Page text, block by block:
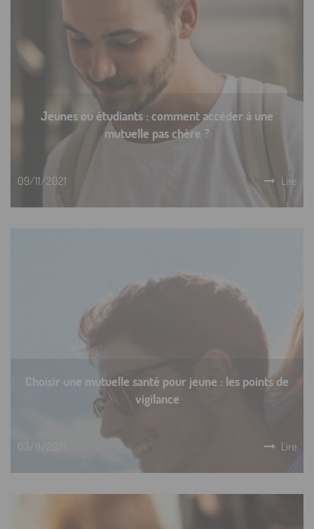
Jeunes ou étudiants : comment accéder à une
mutuelle pas chère ?
09/11/2021 Lire
Choisir une mutuelle santé pour jeune : les points de
vigilance
03/11/2021 Lire